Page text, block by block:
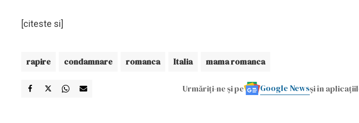
[citeste si]
rapire condamnare romanca Italia mama romanca
Urmăriți-ne și pe Google Newsși în